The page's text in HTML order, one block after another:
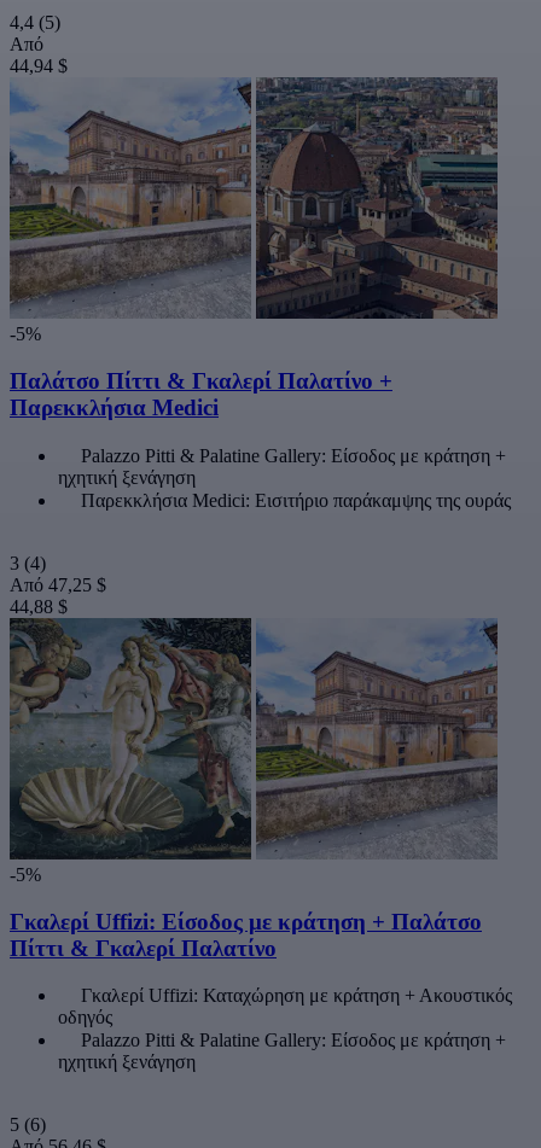
4,4 (5)
Από
44,94 $
-5%
Παλάτσο Πίττι & Γκαλερί Παλατίνο +
Παρεκκλήσια Medici
Palazzo Pitti & Palatine Gallery: Είσοδος με κράτηση +
ηχητική ξενάγηση
Παρεκκλήσια Medici: Εισιτήριο παράκαμψης της ουράς
3 (4)
Από 47,25 $
44,88 $
-5%
Γκαλερί Uffizi: Είσοδος με κράτηση + Παλάτσο
Πίττι & Γκαλερί Παλατίνο
Γκαλερί Uffizi: Καταχώρηση με κράτηση + Ακουστικός
οδηγός
Palazzo Pitti & Palatine Gallery: Είσοδος με κράτηση +
ηχητική ξενάγηση
5 (6)